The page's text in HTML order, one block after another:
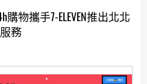
購物攜手7-ELEVEN推出北北
務